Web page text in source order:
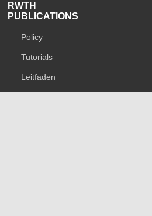
RWTH
PUBLICATIONS
Policy
Tutorials
Leitfaden